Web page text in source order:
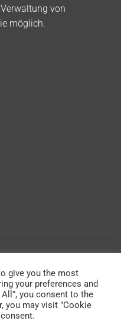
von
möglich.
give you the most
your preferences and
you consent to the
you may visit "Cookie
dass Sie auf
machen. Wenn
wir davon aus, dass